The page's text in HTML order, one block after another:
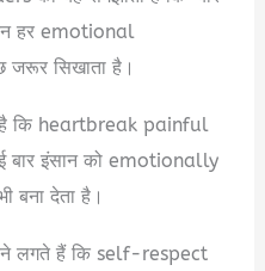
हर emotional
सिखाता है।
है कि heartbreak painful
बार इंसान को emotionally
देता है।
लगते हैं कि self-respect